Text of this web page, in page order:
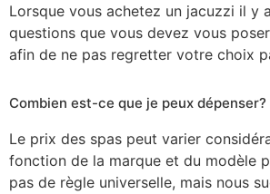
Lorsque vous achetez un jacuzzi il y
questions que vous devez vous
afin de ne pas regretter votre choix
Combien est-ce que je peux dépenser?
Le prix des spas peut varier
fonction de la marque et du modèle
pas de règle universelle, mais nous